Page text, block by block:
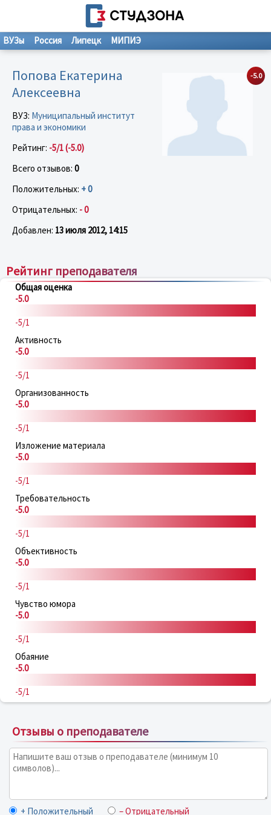
ВУЗы Россия Липецк МИПИЭ
-5.0
Попова Екатерина
Алексеевна
ВУЗ: Муниципальный институт
права и экономики
Рейтинг: -5/1 (-5.0)
Всего отзывов: 0
Положительных: + 0
Отрицательных: - 0
Добавлен: 13 июля 2012, 14:15
Рейтинг преподавателя
Общая оценка
-5.0
-5/1
Активность
-5.0
-5/1
Организованность
-5.0
-5/1
Изложение материала
-5.0
-5/1
Требовательность
-5.0
-5/1
Объективность
-5.0
-5/1
Чувство юмора
-5.0
-5/1
Обаяние
-5.0
-5/1
Отзывы о преподавателе
+ Положительный – Отрицательный